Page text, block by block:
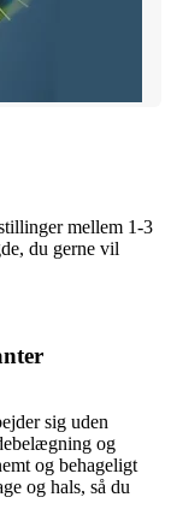
mellem 1-3
du gerne vil
sig uden
og
og behageligt
og hals, så du